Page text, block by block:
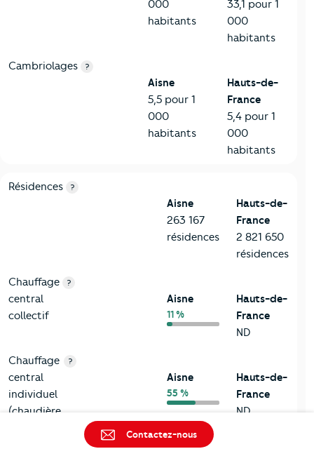
000
habitants
33,1 pour 1
000
habitants
Cambriolages ?
Aisne
5,5 pour 1
000
habitants
Hauts-de-
France
5,4 pour 1
000
habitants
8-Chauffage
Critères Aisne
Résidences ?
Aisne
263 167
résidences
Hauts-de-
France
2 821 650
résidences
Chauffage
central
collectif
?
Aisne
11 %
Hauts-de-
France
ND
Chauffage
central
individuel
(chaudière
?
Aisne
55 %
Hauts-de-
France
ND
Contactez-nous